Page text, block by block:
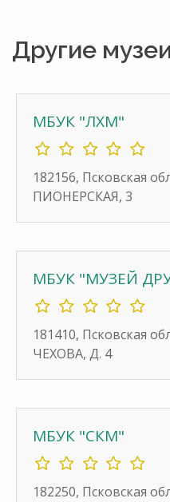
Другие
МБУК "ЛХМ"
182156, Псковская
ПИОНЕРСКАЯ, 3
МБУК "МУЗЕЙ
181410, Псковская
ЧЕХОВА, Д. 4
МБУК "СКМ"
182250, Псковская